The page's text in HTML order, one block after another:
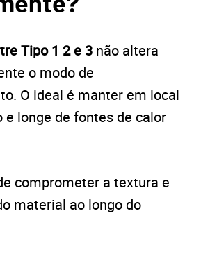
Tipo 1 2 e 3 não altera
o modo de
O ideal é manter em local
e longe de fontes de calor
comprometer a textura e
material ao longo do